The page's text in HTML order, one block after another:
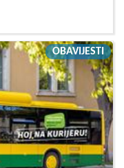
OBAVIJESTI